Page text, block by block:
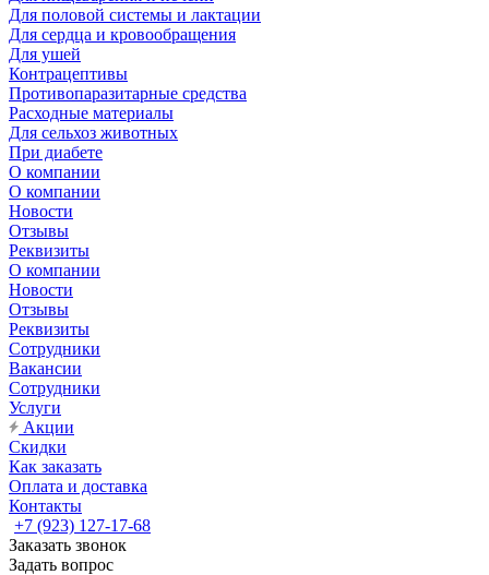
Для половой системы и лактации
Для сердца и кровообращения
Для ушей
Контрацептивы
Противопаразитарные средства
Расходные материалы
Для сельхоз животных
При диабете
О компании
О компании
Новости
Отзывы
Реквизиты
О компании
Новости
Отзывы
Реквизиты
Сотрудники
Вакансии
Сотрудники
Услуги
Акции
Скидки
Как заказать
Оплата и доставка
Контакты
+7 (923) 127-17-68
Заказать звонок
Задать вопрос